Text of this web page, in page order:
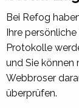
Bei Refog
Ihre
Protokolle
und Sie können
Webbroser
überprüfen.